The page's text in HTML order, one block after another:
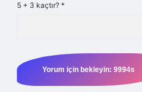
5 + 3 kaçtır? *